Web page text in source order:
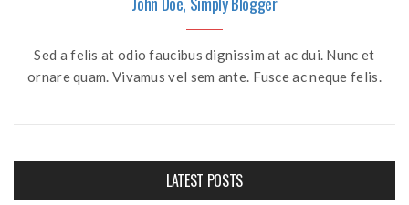
Sed a felis at odio faucibus dignissim at ac dui. Nunc et
ornare quam. Vivamus vel sem ante. Fusce ac neque felis.
LATEST POSTS